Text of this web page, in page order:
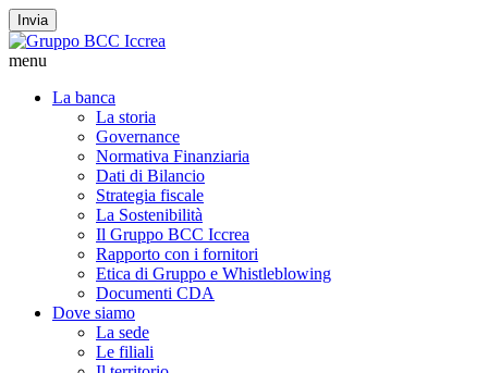
Invia
menu
La banca
La storia
Governance
Normativa Finanziaria
Dati di Bilancio
Strategia fiscale
La Sostenibilità
Il Gruppo BCC Iccrea
Rapporto con i fornitori
Etica di Gruppo e Whistleblowing
Documenti CDA
Dove siamo
La sede
Le filiali